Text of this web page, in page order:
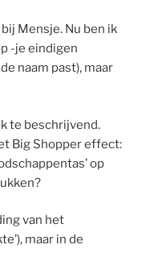
Mensje. Nu ben ik
-je eindigen
naam past), maar
te beschrijvend.
Big Shopper effect:
op
van het
maar in de